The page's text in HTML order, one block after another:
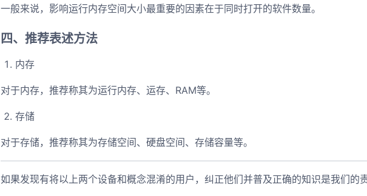
一般来说，影响运行内存空间大小最重要的因素在于同时打开的软件数量。
四、推荐表述方法
内存
对于内存，推荐称其为运行内存、运存、RAM等。
存储
对于存储，推荐称其为存储空间、硬盘空间、存储容量等。
如果发现有将以上两个设备和概念混淆的用户，纠正他们并普及正确的知识是我们的责